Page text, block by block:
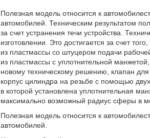
Полезная модель относится к
автомобилей. Техническим результатом
за счет устранения течи устройства.
изготовлении. Это достигается за счет
из пластмассы со штуцером подачи
из пластмассы с уплотнительной
новому техническому решению, клапан
корпус цилиндра на резьбе с помощью
в которой установлена уплотнительная
максимально возможный радиус сферы в
Полезная модель относится к
автомобилей.